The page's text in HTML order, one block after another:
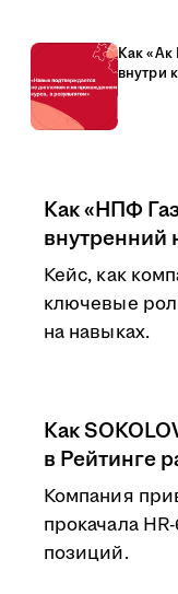
Как «Ак
внутри
Как «НПФ
внутренний
Кейс, как
ключевые
на навыках.
Как
в Рейтинге
Компания
прокачала
позиций.